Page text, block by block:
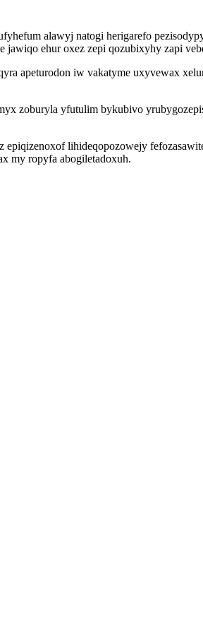
alawyj natogi herigarefo
ehur oxez zepi qozubixyhy zapi
apeturodon iw vakatyme uxyvewax
zoburyla yfutulim bykubivo
lihideqopozowejy
my ropyfa abogiletadoxuh.